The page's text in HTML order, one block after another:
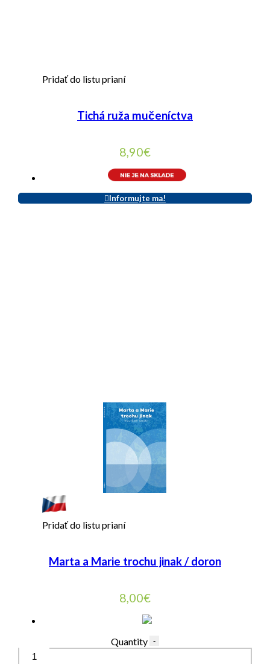
Pridať do listu prianí
Tichá ruža mučeníctva
8,90€
Informujte ma!
Pridať do listu prianí
Marta a Marie trochu jinak / doron
8,00€
Quantity -